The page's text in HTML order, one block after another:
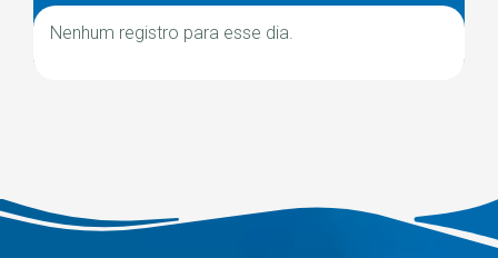
Nenhum registro para esse dia.